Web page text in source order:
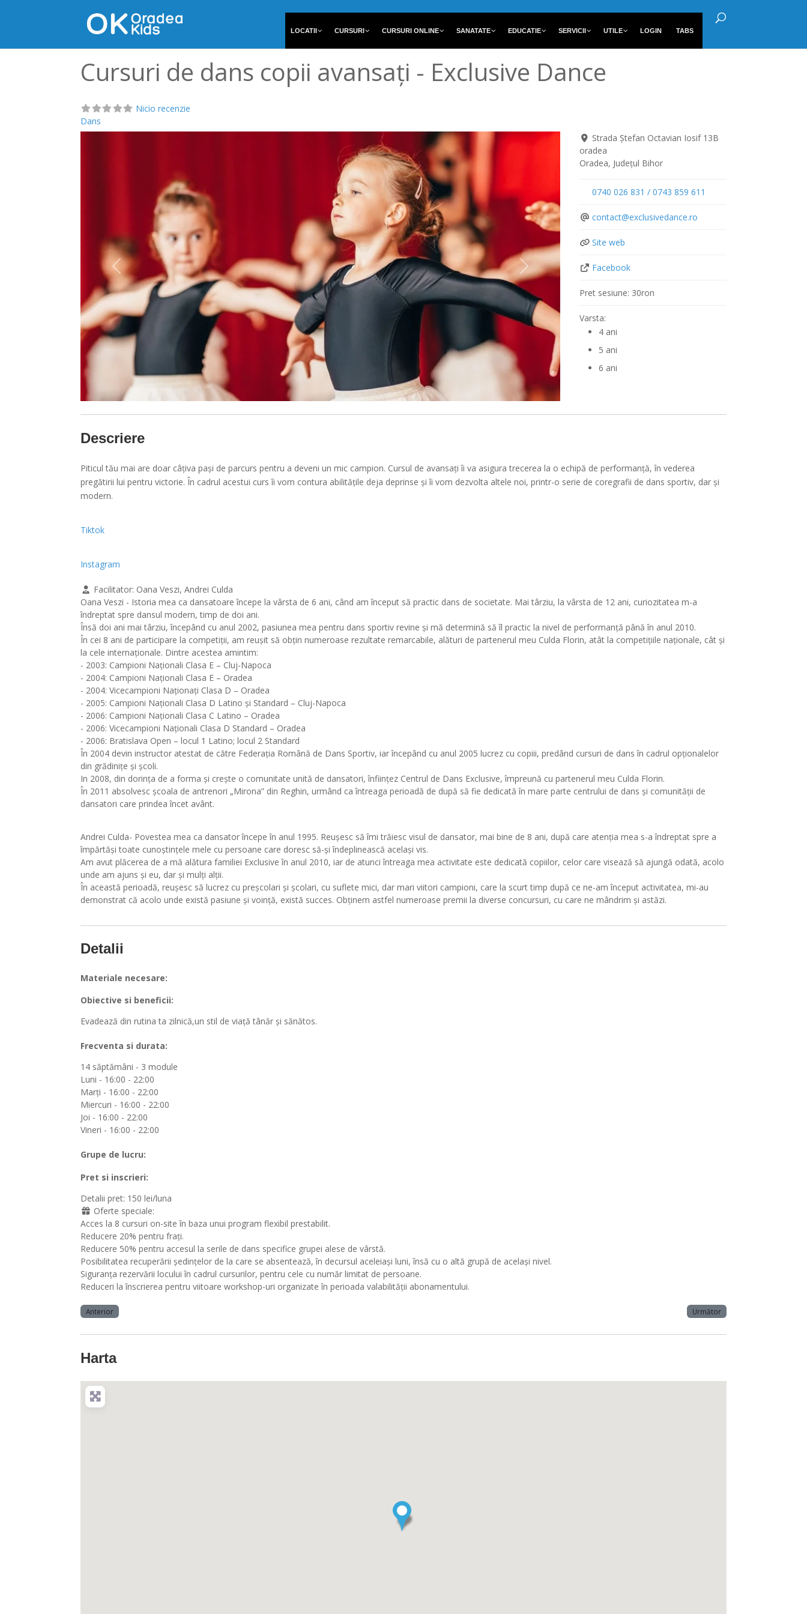
LOCATII CURSURI CURSURI ONLINE SANATATE EDUCATIE SERVICII UTILE LOGIN TABS
Cursuri de dans copii avansați - Exclusive Dance
Nicio recenzie
Dans
Anterior Următor
Strada Ștefan Octavian Iosif 13B
oradea
Oradea, Județul Bihor
0740 026 831 / 0743 859 611
contact@exclusivedance.ro
Site web
Facebook
Pret sesiune: 30ron
Varsta:
4 ani
5 ani
6 ani
Descriere
Piticul tău mai are doar câțiva pași de parcurs pentru a deveni un mic campion. Cursul de avansați îi va asigura trecerea la o echipă de performanță, în vederea
pregătirii lui pentru victorie. În cadrul acestui curs îi vom contura abilitățile deja deprinse și îi vom dezvolta altele noi, printr-o serie de coregrafii de dans sportiv, dar și
modern.
Tiktok
Instagram
Facilitator: Oana Veszi, Andrei Culda
Oana Veszi - Istoria mea ca dansatoare începe la vârsta de 6 ani, când am început să practic dans de societate. Mai târziu, la vârsta de 12 ani, curiozitatea m-a
îndreptat spre dansul modern, timp de doi ani.
Însă doi ani mai târziu, începând cu anul 2002, pasiunea mea pentru dans sportiv revine și mă determină să îl practic la nivel de performanță până în anul 2010.
În cei 8 ani de participare la competiții, am reușit să obțin numeroase rezultate remarcabile, alături de partenerul meu Culda Florin, atât la competițiile naționale, cât și
la cele internaționale. Dintre acestea amintim:
- 2003: Campioni Naționali Clasa E – Cluj-Napoca
- 2004: Campioni Naționali Clasa E – Oradea
- 2004: Vicecampioni Naționați Clasa D – Oradea
- 2005: Campioni Naționali Clasa D Latino și Standard – Cluj-Napoca
- 2006: Campioni Naționali Clasa C Latino – Oradea
- 2006: Vicecampioni Naționali Clasa D Standard – Oradea
- 2006: Bratislava Open – locul 1 Latino; locul 2 Standard
În 2004 devin instructor atestat de către Federația Română de Dans Sportiv, iar începând cu anul 2005 lucrez cu copiii, predând cursuri de dans în cadrul opționalelor
din grădinițe și școli.
In 2008, din dorința de a forma și crește o comunitate unită de dansatori, înființez Centrul de Dans Exclusive, împreună cu partenerul meu Culda Florin.
În 2011 absolvesc școala de antrenori „Mirona” din Reghin, urmând ca întreaga perioadă de după să fie dedicată în mare parte centrului de dans și comunității de
dansatori care prindea încet avânt.
Andrei Culda- Povestea mea ca dansator începe în anul 1995. Reușesc să îmi trăiesc visul de dansator, mai bine de 8 ani, după care atenția mea s-a îndreptat spre a
împărtăși toate cunoștințele mele cu persoane care doresc să-și îndeplinească același vis.
Am avut plăcerea de a mă alătura familiei Exclusive în anul 2010, iar de atunci întreaga mea activitate este dedicată copiilor, celor care visează să ajungă odată, acolo
unde am ajuns și eu, dar și mulți alții.
În această perioadă, reușesc să lucrez cu preșcolari și școlari, cu suflete mici, dar mari viitori campioni, care la scurt timp după ce ne-am început activitatea, mi-au
demonstrat că acolo unde există pasiune și voință, există succes. Obținem astfel numeroase premii la diverse concursuri, cu care ne mândrim și astăzi.
Detalii
Materiale necesare:
Obiective si beneficii:
Evadează din rutina ta zilnică,un stil de viață tânăr și sănătos.
Frecventa si durata:
14 săptămâni - 3 module
Luni - 16:00 - 22:00
Marți - 16:00 - 22:00
Miercuri - 16:00 - 22:00
Joi - 16:00 - 22:00
Vineri - 16:00 - 22:00
Grupe de lucru:
Pret si inscrieri:
Detalii pret: 150 lei/luna
Oferte speciale:
Acces la 8 cursuri on-site în baza unui program flexibil prestabilit.
Reducere 20% pentru frați.
Reducere 50% pentru accesul la serile de dans specifice grupei alese de vârstă.
Posibilitatea recuperării ședințelor de la care se absentează, în decursul aceleiași luni, însă cu o altă grupă de același nivel.
Siguranța rezervării locului în cadrul cursurilor, pentru cele cu număr limitat de persoane.
Reduceri la înscrierea pentru viitoare workshop-uri organizate în perioada valabilității abonamentului.
Anterior Următor
Harta